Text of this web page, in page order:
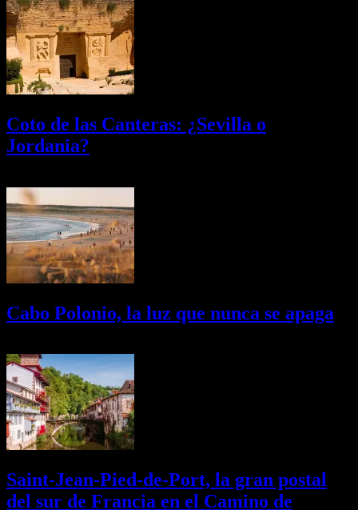
Coto de las Canteras: ¿Sevilla o
Jordania?
Cabo Polonio, la luz que nunca se apaga
Saint-Jean-Pied-de-Port, la gran postal
del sur de Francia en el Camino de